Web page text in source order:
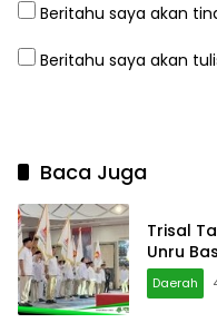
Beritahu saya akan
Beritahu saya akan
Baca Juga
Trisal
Unru
Daerah